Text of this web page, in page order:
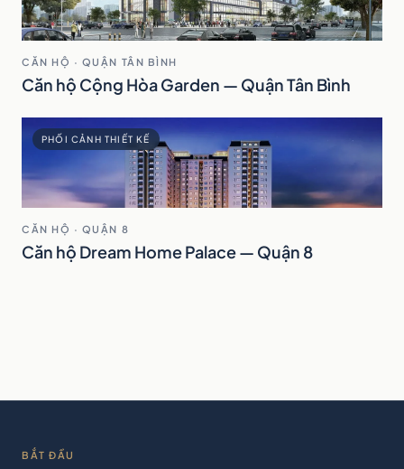
CĂN HỘ · QUẬN TÂN BÌNH
Căn hộ Cộng Hòa Garden — Quận Tân Bình
PHỐI CẢNH THIẾT KẾ
CĂN HỘ · QUẬN 8
Căn hộ Dream Home Palace — Quận 8
BẮT ĐẦU